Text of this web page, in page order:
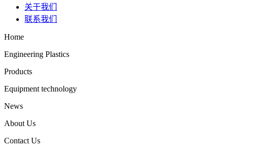
关于我们
联系我们
Home
Engineering Plastics
Products
Equipment technology
News
About Us
Contact Us